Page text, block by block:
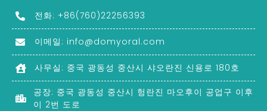
전화: +86(760)22256393
이메일: info@domyoral.com
사무실: 중국 광동성 중산시 샤오란진 신용로 180호
공장: 중국 광동성 중산시 헝란진 마오후이 공업구 이후
이 2번 도로